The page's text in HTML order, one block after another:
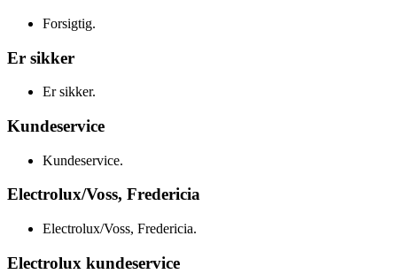
Forsigtig.
Er sikker
Er sikker.
Kundeservice
Kundeservice.
Electrolux/Voss, Fredericia
Electrolux/Voss, Fredericia.
Electrolux kundeservice